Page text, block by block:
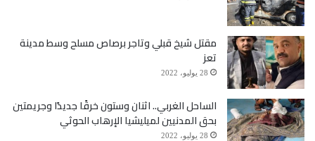
مقتل شيخ قبلي وتاجر برصاص مسلح وسط مدينة
تعز
28 يوليو، 2022
الساحل الغربي.. اثنان وستون خرقًا جديدًا وجريمتين
بحق المدنيين لميليشيا الإرهاب الحوثي
28 يوليو، 2022